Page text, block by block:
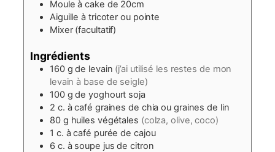
Moule à cake de 20cm
Aiguille à tricoter ou pointe
Mixer (facultatif)
Ingrédients
160 g de levain (j’ai utilisé les restes de mon
levain à base de seigle)
100 g de yoghourt soja
2 c. à café graines de chia ou graines de lin
80 g huiles végétales (colza, olive, coco)
1 c. à café purée de cajou
6 c. à soupe jus de citron